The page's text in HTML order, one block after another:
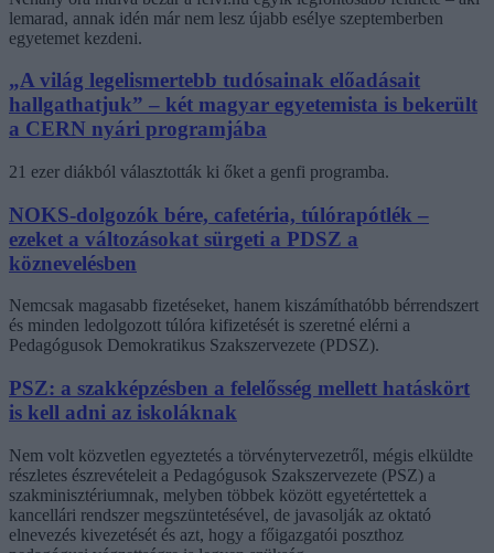
lemarad, annak idén már nem lesz újabb esélye szeptemberben
egyetemet kezdeni.
„A világ legelismertebb tudósainak előadásait
hallgathatjuk” – két magyar egyetemista is bekerült
a CERN nyári programjába
21 ezer diákból választották ki őket a genfi programba.
NOKS-dolgozók bére, cafetéria, túlórapótlék –
ezeket a változásokat sürgeti a PDSZ a
köznevelésben
Nemcsak magasabb fizetéseket, hanem kiszámíthatóbb bérrendszert
és minden ledolgozott túlóra kifizetését is szeretné elérni a
Pedagógusok Demokratikus Szakszervezete (PDSZ).
PSZ: a szakképzésben a felelősség mellett hatáskört
is kell adni az iskoláknak
Nem volt közvetlen egyeztetés a törvénytervezetről, mégis elküldte
részletes észrevételeit a Pedagógusok Szakszervezete (PSZ) a
szakminisztériumnak, melyben többek között egyetértettek a
kancellári rendszer megszüntetésével, de javasolják az oktató
elnevezés kivezetését és azt, hogy a főigazgatói poszthoz